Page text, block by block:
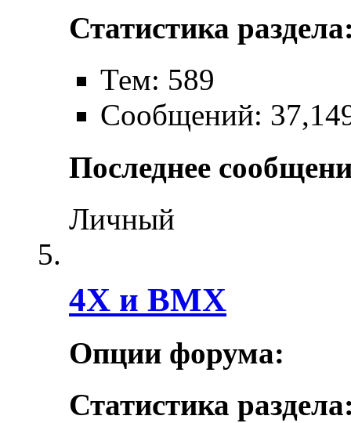
Статистика
Тем: 589
Сообщений:
Последнее
Личный
4X и BMX
Опции форума:
Статистика